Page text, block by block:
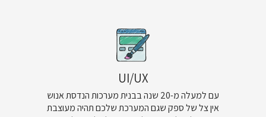
UI/UX
עם למעלה מ-20 שנה בבנית מערכות הנדסת אנוש
אין צל של ספק שגם המערכת שלכם תהיה מעוצבת